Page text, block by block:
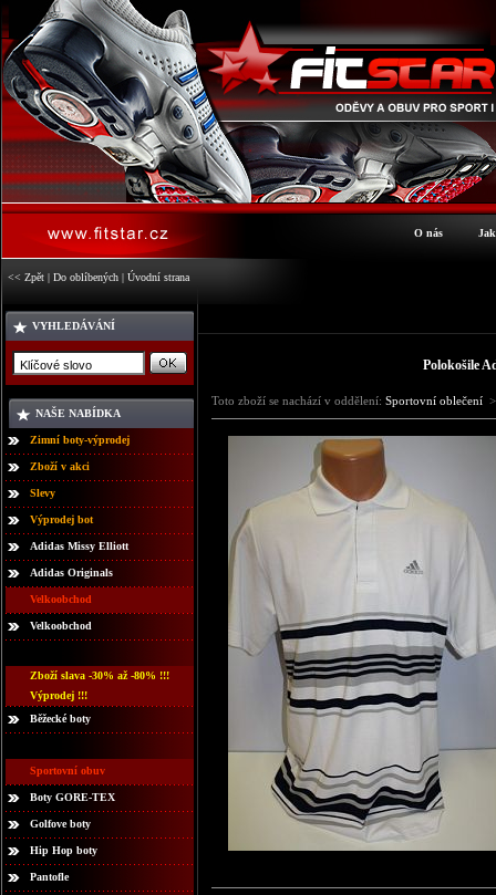
O nás
<< Zpět | Do oblíbených | Úvodní strana
VYHLEDÁVÁNÍ
NAŠE NABÍDKA
Zimní boty-výprodej
Zboží v akci
Slevy
Výprodej bot
Adidas Missy Elliott
Adidas Originals
Velkoobchod
Velkoobchod
Zboží slava -30% až -80% !!!
Výprodej !!!
Běžecké boty
Sportovní obuv
Boty GORE-TEX
Golfove boty
Hip Hop boty
Pantofle
Polokošile
Toto zboží se nachází v oddělení: Sportovní oblečení